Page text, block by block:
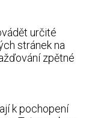
určité
stránek na
zpětné
k pochopení